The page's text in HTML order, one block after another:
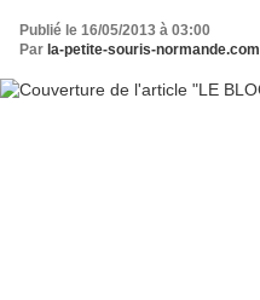
Publié le 16/05/2013 à 03:00
Par la-petite-souris-normande.com